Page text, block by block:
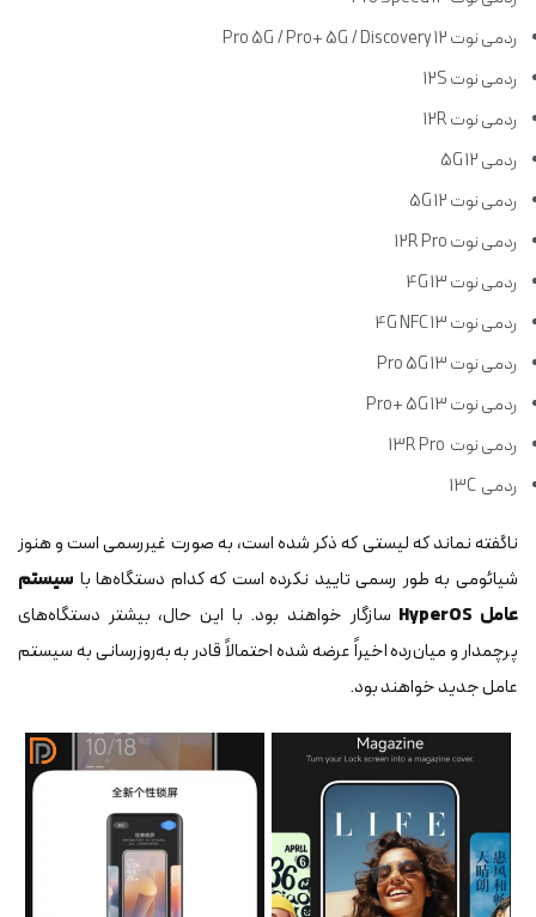
ردمی نوت 12 Pro 5G / Pro+ 5G / Discovery
ردمی نوت 12S
ردمی نوت 12R
ردمی 12 5G
ردمی نوت 12 5G
ردمی نوت 12R Pro
ردمی نوت 13 4G
ردمی نوت 13 4G NFC
ردمی نوت 13 Pro 5G
ردمی نوت 13 Pro+ 5G
ردمی نوت 13R Pro
ردمی 13C
ناگفته نماند که لیستی که ذکر شده است، به صورت غیررسمی است و هنوز
شیائومی به طور رسمی تایید نکرده است که کدام دستگاه‌ها با سیستم
عامل HyperOS
سازگار خواهند بود. با این حال، بیشتر دستگاه‌های
پرچمدار و میان‌رده اخیراً عرضه شده احتمالاً قادر به به‌روزرسانی به سیستم
عامل جدید خواهند بود.